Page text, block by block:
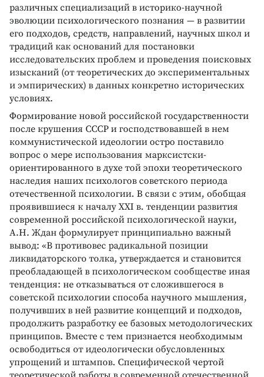
различных специализаций в историко-научной
эволюции психологического познания — в развитии
его подходов, средств, направлений, научных школ и
традиций как оснований для постановки
исследовательских проблем и проведения поисковых
изысканий (от теоретических до экспериментальных
и эмпирических) в данных конкретно исторических
условиях.
Формирование новой российской государственности
после крушения СССР и господствовавшей в нем
коммунистической идеологии остро поставило
вопрос о мере использования марксистски-
ориентированного в духе той эпохи теоретического
наследия наших психологов советского периода
отечественной психологии. В связи с этим, обобщая
проявившиеся к началу XXI в. тенденции развития
современной российской психологической науки,
А.Н. Ждан формулирует принципиально важный
вывод: «В противовес радикальной позиции
ликвидаторского толка, утверждается и становится
преобладающей в психологическом сообществе иная
тенденция: не отказываться от сложившегося в
советской психологии способа научного мышления,
получивших в ней развитие концепций и подходов,
продолжить разработку ее базовых методологических
принципов. Вместе с тем признается необходимым
освободиться от идеологически обусловленных
упрощений и штампов. Специфической чертой